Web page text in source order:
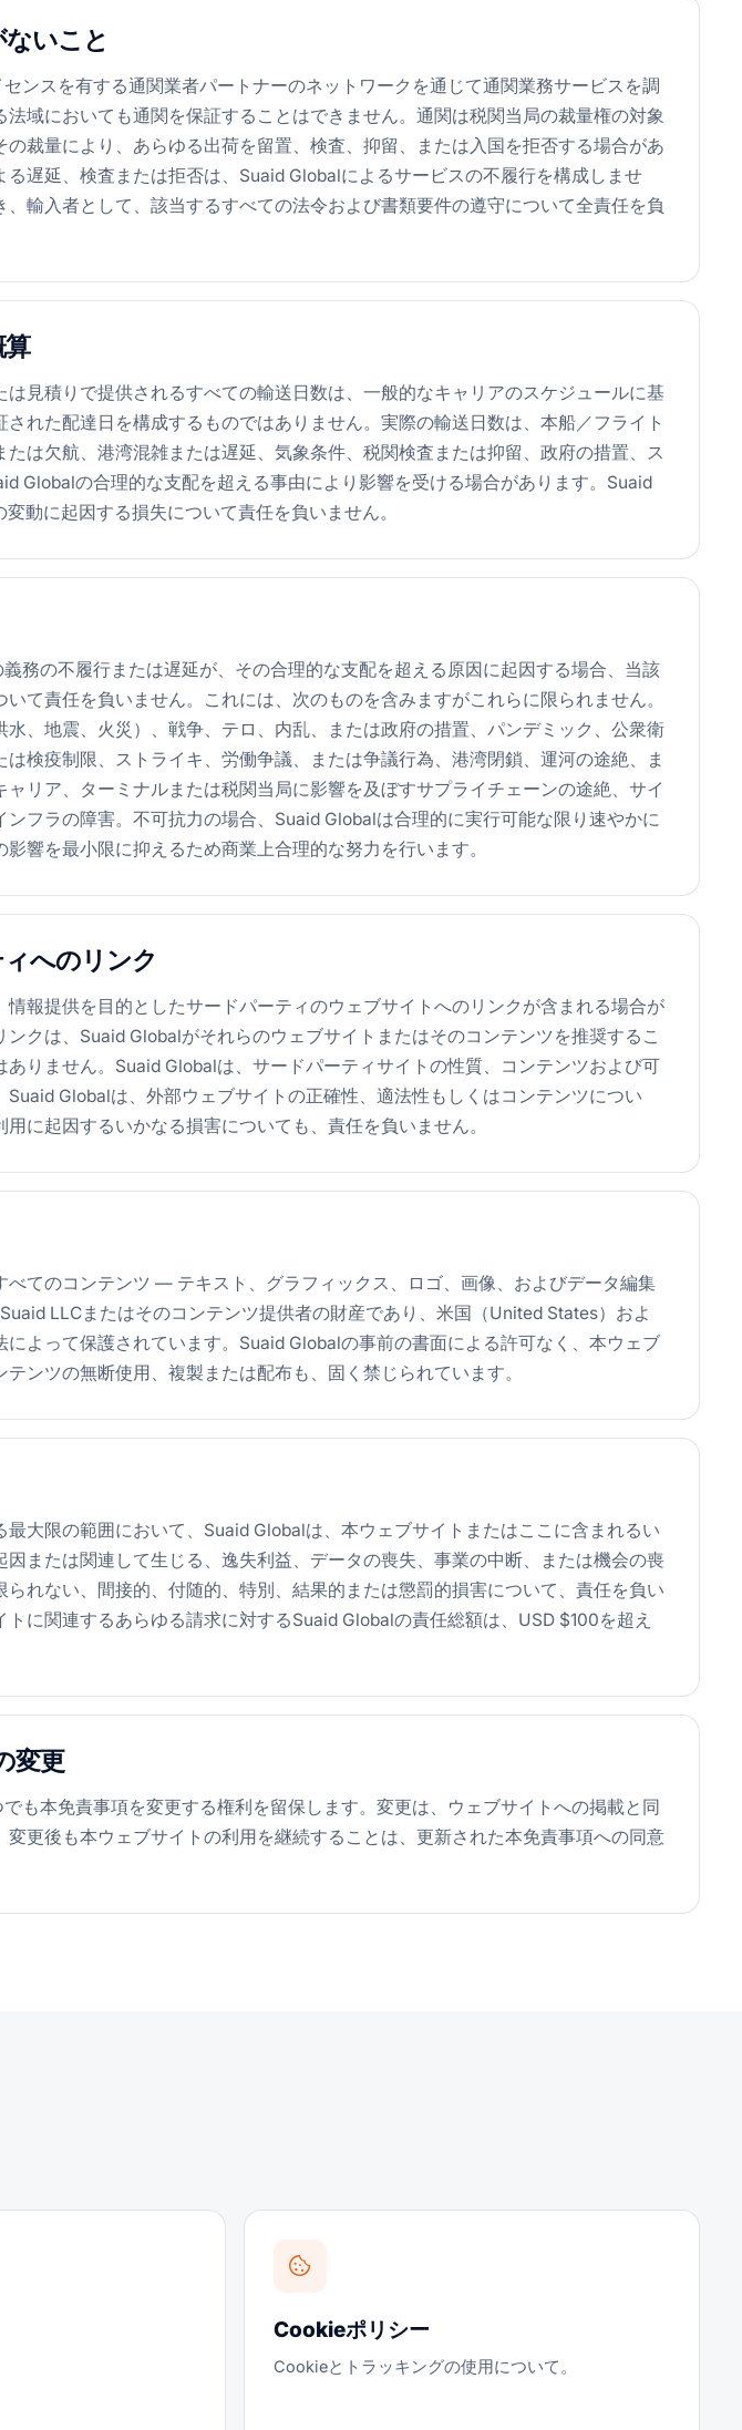
いこと
ンスを有する通関業者パートナーのネットワークを通じて通関業務サービスを調
法域においても通関を保証することはできません。通関は税関当局の裁量権の対象
の裁量により、あらゆる出荷を留置、検査、抑留、または入国を拒否する場合があ
る遅延、検査または拒否は、Suaid Globalによるサービスの不履行を構成しませ
、輸入者として、該当するすべての法令および書類要件の遵守について全責任を負
は見積りで提供されるすべての輸送日数は、一般的なキャリアのスケジュールに基
された配達日を構成するものではありません。実際の輸送日数は、本船／フライト
たは欠航、港湾混雑または遅延、気象条件、税関検査または抑留、政府の措置、ス
Globalの合理的な支配を超える事由により影響を受ける場合があります。Suaid
動に起因する損失について責任を負いません。
務の不履行または遅延が、その合理的な支配を超える原因に起因する場合、当該
て責任を負いません。これには、次のものを含みますがこれらに限られません。
水、地震、火災）、戦争、テロ、内乱、または政府の措置、パンデミック、公衆衛
は検疫制限、ストライキ、労働争議、または争議行為、港湾閉鎖、運河の途絶、ま
ャリア、ターミナルまたは税関当局に影響を及ぼすサプライチェーンの途絶、サイ
ンフラの障害。不可抗力の場合、Suaid Globalは合理的に実行可能な限り速やかに
響を最小限に抑えるため商業上合理的な努力を行います。
へのリンク
情報提供を目的としたサードパーティのウェブサイトへのリンクが含まれる場合が
ンクは、Suaid Globalがそれらのウェブサイトまたはそのコンテンツを推奨するこ
ありません。Suaid Globalは、サードパーティサイトの性質、コンテンツおよび可
Suaid Globalは、外部ウェブサイトの正確性、適法性もしくはコンテンツについ
に起因するいかなる損害についても、責任を負いません。
べてのコンテンツ — テキスト、グラフィックス、ロゴ、画像、およびデータ編集
LLCまたはそのコンテンツ提供者の財産であり、米国（United States）およ
によって保護されています。Suaid Globalの事前の書面による許可なく、本ウェブ
ンツの無断使用、複製または配布も、固く禁じられています。
最大限の範囲において、Suaid Globalは、本ウェブサイトまたはここに含まれるい
因または関連して生じる、逸失利益、データの喪失、事業の中断、または機会の喪
られない、間接的、付随的、特別、結果的または懲罰的損害について、責任を負い
トに関連するあらゆる請求に対するSuaid Globalの責任総額は、USD $100を超え
変更
も本免責事項を変更する権利を留保します。変更は、ウェブサイトへの掲載と同
変更後も本ウェブサイトの利用を継続することは、更新された本免責事項への同意
Cookieポリシー
Cookieとトラッキングの使用について。